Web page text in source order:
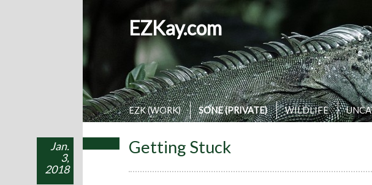
EZKay.com
EZK (WORK) SONE (PRIVATE) WILDLIFE
Getting Stuck
Jan.
3,
2018